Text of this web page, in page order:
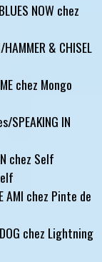
NOW chez
& CHISEL
chez Mongo
SPEAKING IN
chez Self
AMI chez Pinte de
chez Lightning